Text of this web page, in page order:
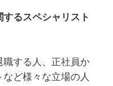
するスペシャリスト
職する人、正社員か
ど様々な立場の人